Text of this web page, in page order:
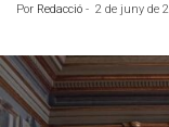
Por Redacció - 2 de juny de